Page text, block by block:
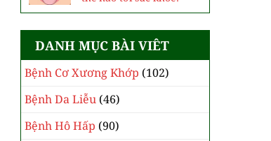
DANH MỤC BÀI VIÊT
Bệnh Cơ Xương Khớp (102)
Bệnh Da Liễu (46)
Bệnh Hô Hấp (90)